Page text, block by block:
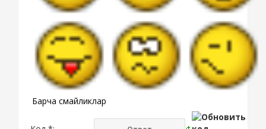
Барча смайликлар